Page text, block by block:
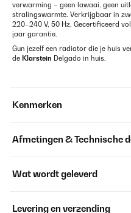
verwarming – geen lawaai, geen
stralingswarmte. Verkrijgbaar in
220–240 V, 50 Hz. Gecertificeerd
jaar garantie.
Gun jezelf een radiator die je huis
de Klarstein Delgado in huis.
Kenmerken
Afmetingen & Technische
Wat wordt geleverd
Levering en verzending